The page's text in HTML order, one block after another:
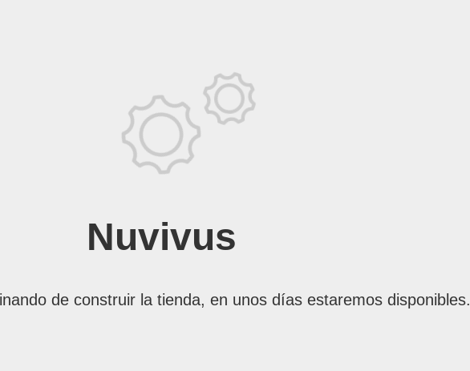
Nuvivus
de construir la tienda, en unos días estaremos disponibles.